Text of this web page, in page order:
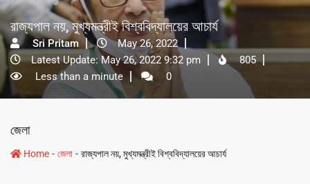
রাজ্যপাল নয়, মুখ্যমন্ত্রীই বিশ্ববিদ্যালয়ের আচার্য
Sri Pritam
May 26, 2022
Latest Update: May 26, 2022 9:32 pm
805
Less than a minute
0
জেলা
Home - জেলা - রাজ্যপাল নয়, মুখ্যমন্ত্রীই বিশ্ববিদ্যালয়ের আচার্য